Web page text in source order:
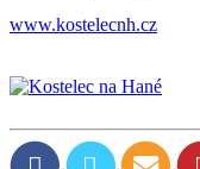
www.kostelecnh.cz